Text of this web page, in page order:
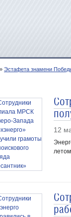
» Эстафета знамени
12